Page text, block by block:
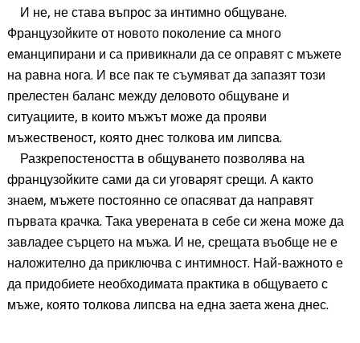
И не, не става въпрос за интимно общуване.
Французойките от новото поколение са много
еманципирани и са привикнали да се оправят с мъжете
на равна нога. И все пак те съумяват да запазят този
прелестен баланс между деловото общуване и
ситуациите, в които мъжът може да прояви
мъжественост, която днес толкова им липсва.
Разкрепостеността в общуването позволява на
французойките сами да си уговарят срещи. А както
знаем, мъжете постоянно се опасяват да направят
първата крачка. Така уверената в себе си жена може да
завладее сърцето на мъжа. И не, срещата въобще не е
наложително да приключва с интимност. Най-важното е
да придобиете необходимата практика в общуваето с
мъже, която толкова липсва на една заета жена днес.